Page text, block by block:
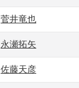
菅井竜也
永瀬拓矢
佐藤天彦